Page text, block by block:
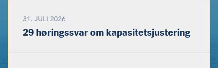
31. JULI 2026
29 høringssvar om kapasitetsjustering